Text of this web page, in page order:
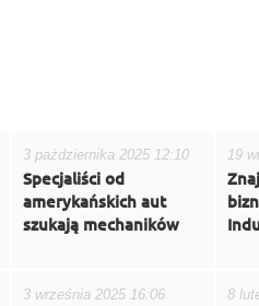
3 października 2025 12:10
Specjaliści od
amerykańskich aut
szukają mechaników
19
3 września 2025 16:06 8